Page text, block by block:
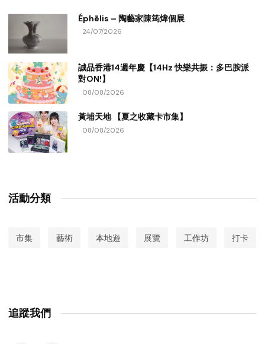
Éphēlis – 陶藝家陳筠煒個展
24/07/2026
誠品香港14週年慶【14Hz 快樂共振：多巴胺派
對ON!】
08/08/2026
黃埔天地 【夏之收藏卡市集】
08/08/2026
活動分類
市集 藝術 本地遊 展覽 工作坊 打卡
追蹤我們